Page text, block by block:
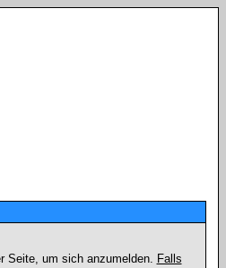
Seite, um sich anzumelden. Falls